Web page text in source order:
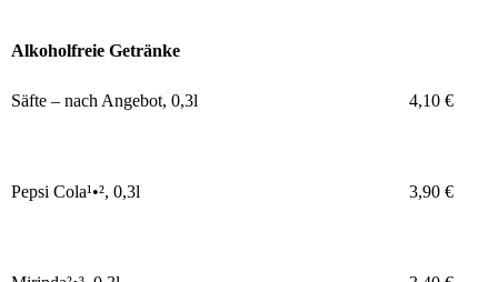
Alkoholfreie Getränke
Säfte – nach Angebot, 0,3l 4,10 €
Pepsi Cola¹•², 0,3l 3,90 €